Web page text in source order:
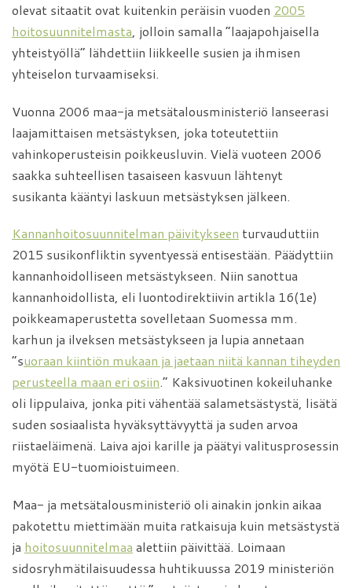
olevat sitaatit ovat kuitenkin peräisin vuoden 2005
hoitosuunnitelmasta, jolloin samalla ”laajapohjaisella
yhteistyöllä” lähdettiin liikkeelle susien ja ihmisen
yhteiselon turvaamiseksi.
Vuonna 2006 maa-ja metsätalousministeriö lanseerasi
laajamittaisen metsästyksen, joka toteutettiin
vahinkoperusteisin poikkeusluvin. Vielä vuoteen 2006
saakka suhteellisen tasaiseen kasvuun lähtenyt
susikanta kääntyi laskuun metsästyksen jälkeen.
Kannanhoitosuunnitelman päivitykseen turvauduttiin
2015 susikonfliktin syventyessä entisestään. Päädyttiin
kannanhoidolliseen metsästykseen. Niin sanottua
kannanhoidollista, eli luontodirektiivin artikla 16(1e)
poikkeamaperustetta sovelletaan Suomessa mm.
karhun ja ilveksen metsästykseen ja lupia annetaan
”suoraan kiintiön mukaan ja jaetaan niitä kannan tiheyden
perusteella maan eri osiin.” Kaksivuotinen kokeiluhanke
oli lippulaiva, jonka piti vähentää salametsästystä, lisätä
suden sosiaalista hyväksyttävyyttä ja suden arvoa
riistaeläimenä. Laiva ajoi karille ja päätyi valitusprosessin
myötä EU-tuomioistuimeen.
Maa- ja metsätalousministeriö oli ainakin jonkin aikaa
pakotettu miettimään muita ratkaisuja kuin metsästystä
ja hoitosuunnitelmaa alettiin päivittää. Loimaan
sidosryhmätilaisuudessa huhtikuussa 2019 ministeriön